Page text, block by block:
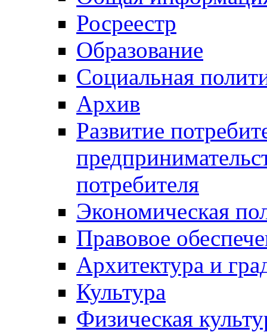
Росреестр
Образование
Социальная
Архив
Развитие
потребителя
Экономическая
Правовое
Архитектура и
Культура
Физическая